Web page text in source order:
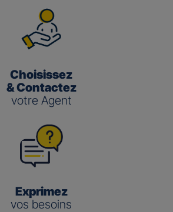
Choisissez
& Contactez
votre Agent
Exprimez
vos besoins